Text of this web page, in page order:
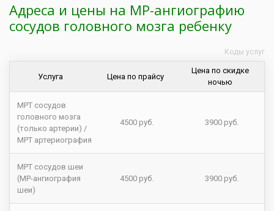
Адреса и цены на МР-ангиографию
сосудов головного мозга ребенку
Услуга Цена по прайсу
Цена по скидке
ночью
МРТ сосудов
головного мозга
(только артерии) /
МРТ артериография
4500 руб. 3900 руб.
МРТ сосудов шеи
(МР-ангиография
шеи)
4500 руб. 3900 руб.
Коды услуг